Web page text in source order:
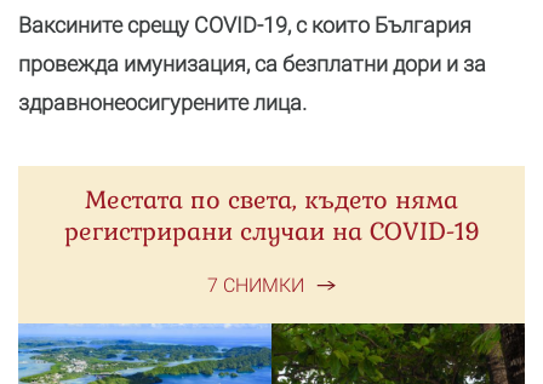
Ваксините срещу COVID-19, с които България
провежда имунизация, са безплатни дори и за
здравнонеосигурените лица.
Местата по света, където няма
регистрирани случаи на COVID-19
7 СНИМКИ